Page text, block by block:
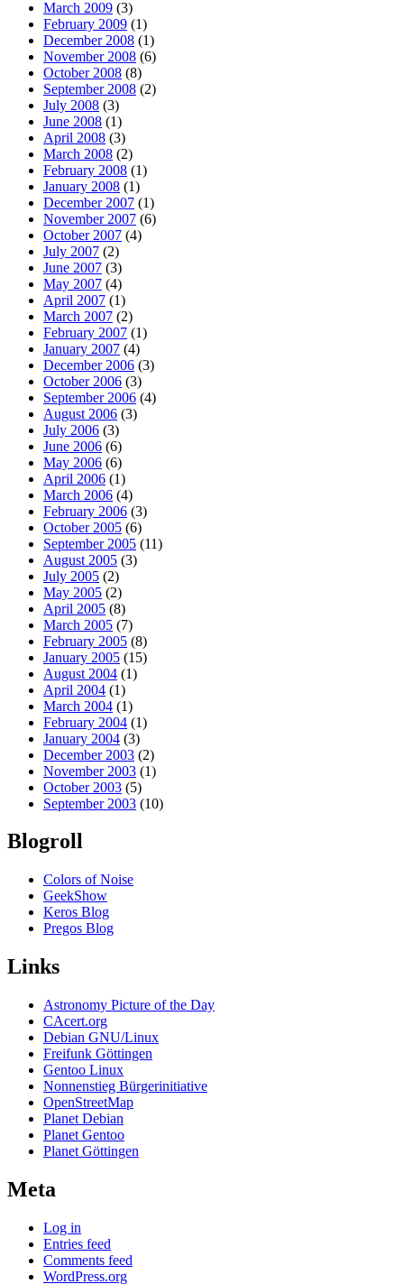
March 2009 (3)
February 2009 (1)
December 2008 (1)
November 2008 (6)
October 2008 (8)
September 2008 (2)
July 2008 (3)
June 2008 (1)
April 2008 (3)
March 2008 (2)
February 2008 (1)
January 2008 (1)
December 2007 (1)
November 2007 (6)
October 2007 (4)
July 2007 (2)
June 2007 (3)
May 2007 (4)
April 2007 (1)
March 2007 (2)
February 2007 (1)
January 2007 (4)
December 2006 (3)
October 2006 (3)
September 2006 (4)
August 2006 (3)
July 2006 (3)
June 2006 (6)
May 2006 (6)
April 2006 (1)
March 2006 (4)
February 2006 (3)
October 2005 (6)
September 2005 (11)
August 2005 (3)
July 2005 (2)
May 2005 (2)
April 2005 (8)
March 2005 (7)
February 2005 (8)
January 2005 (15)
August 2004 (1)
April 2004 (1)
March 2004 (1)
February 2004 (1)
January 2004 (3)
December 2003 (2)
November 2003 (1)
October 2003 (5)
September 2003 (10)
Blogroll
Colors of Noise
GeekShow
Keros Blog
Pregos Blog
Links
Astronomy Picture of the Day
CAcert.org
Debian GNU/Linux
Freifunk Göttingen
Gentoo Linux
Nonnenstieg Bürgerinitiative
OpenStreetMap
Planet Debian
Planet Gentoo
Planet Göttingen
Meta
Log in
Entries feed
Comments feed
WordPress.org